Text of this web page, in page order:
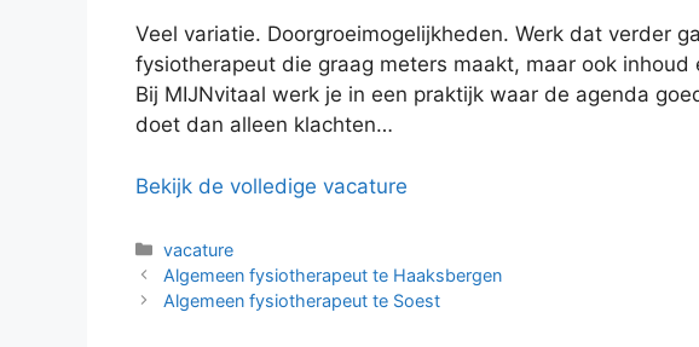
Veel variatie. Doorgroeimogelijkheden. Werk dat verder
fysiotherapeut die graag meters maakt, maar ook
Bij MIJNvitaal werk je in een praktijk waar de agenda
doet dan alleen klachten…
Bekijk de volledige vacature
Categorieën
vacature
Algemeen fysiotherapeut te Haaksbergen
Algemeen fysiotherapeut te Soest